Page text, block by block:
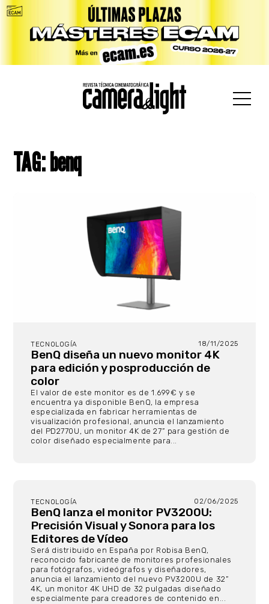
TAG: benq
TECNOLOGÍA 18/11/2025
BenQ diseña un nuevo monitor 4K
para edición y posproducción de
color
El valor de este monitor es de 1.699€ y se
encuentra ya disponible BenQ, la empresa
especializada en fabricar herramientas de
visualización profesional, anuncia el lanzamiento
del PD2770U, un monitor 4K de 27” para gestión de
color diseñado especialmente para...
TECNOLOGÍA 02/06/2025
BenQ lanza el monitor PV3200U:
Precisión Visual y Sonora para los
Editores de Vídeo
Será distribuido en España por Robisa BenQ,
reconocido fabricante de monitores profesionales
para fotógrafos, videógrafos y diseñadores,
anuncia el lanzamiento del nuevo PV3200U de 32”
4K, un monitor 4K UHD de 32 pulgadas diseñado
especialmente para creadores de contenido en...